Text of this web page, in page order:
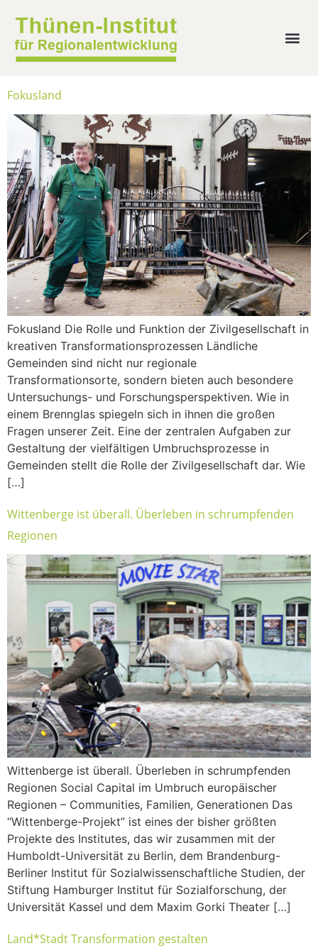
Fokusland
Fokusland Die Rolle und Funktion der Zivilgesellschaft in
kreativen Transformationsprozessen Ländliche
Gemeinden sind nicht nur regionale
Transformationsorte, sondern bieten auch besondere
Untersuchungs- und Forschungsperspektiven. Wie in
einem Brennglas spiegeln sich in ihnen die großen
Fragen unserer Zeit. Eine der zentralen Aufgaben zur
Gestaltung der vielfältigen Umbruchsprozesse in
Gemeinden stellt die Rolle der Zivilgesellschaft dar. Wie
[…]
Wittenberge ist überall. Überleben in schrumpfenden
Regionen
Wittenberge ist überall. Überleben in schrumpfenden
Regionen Social Capital im Umbruch europäischer
Regionen – Communities, Familien, Generationen Das
“Wittenberge-Projekt” ist eines der bisher größten
Projekte des Institutes, das wir zusammen mit der
Humboldt-Universität zu Berlin, dem Brandenburg-
Berliner Institut für Sozialwissenschaftliche Studien, der
Stiftung Hamburger Institut für Sozialforschung, der
Universität Kassel und dem Maxim Gorki Theater […]
Land*Stadt Transformation gestalten